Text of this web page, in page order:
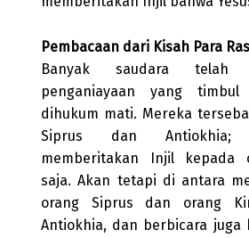
Pembacaan dari Kisah Para
Banyak saudara telah
penganiayaan yang timbul
dihukum mati. Mereka
Siprus dan Antiokhia;
memberitakan Injil kepada
saja. Akan tetapi di antara
orang Siprus dan orang
Antiokhia, dan berbicara juga